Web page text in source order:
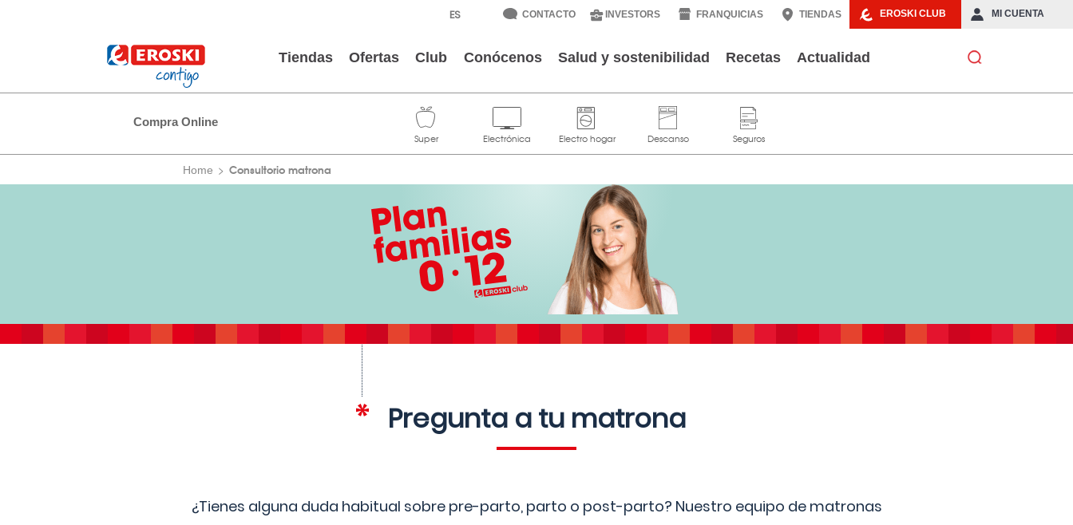
EROSKI CLUB MI CUENTA
CONTACTO INVESTORS FRANQUICIAS TIENDAS
Tiendas Ofertas Club Conócenos Salud y sostenibilidad Recetas Actualidad
Compra Online
Home Consultorio matrona
Pregunta a tu matrona
¿Tienes alguna duda habitual sobre pre-parto, parto o post-parto? Nuestro equipo de matronas